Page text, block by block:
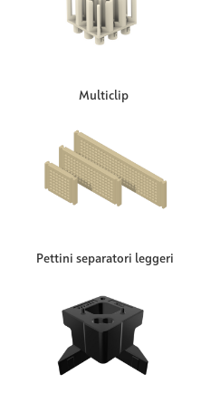
Multiclip
Pettini separatori leggeri